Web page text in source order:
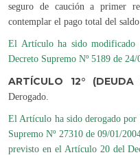
seguro de caución a primer
contemplar el pago total del
El Artículo ha sido modificado
Decreto Supremo Nº 5189 de
ARTÍCULO 12°
Derogado
El Artículo ha sido derogado
Supremo Nº 27310 de 09/01/
previsto en el Artículo 20 del